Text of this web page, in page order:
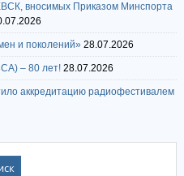
вносимых Приказом Минспорта
и поколений» 28.07.2026
– 80 лет! 28.07.2026
аккредитацию радиофестивалем